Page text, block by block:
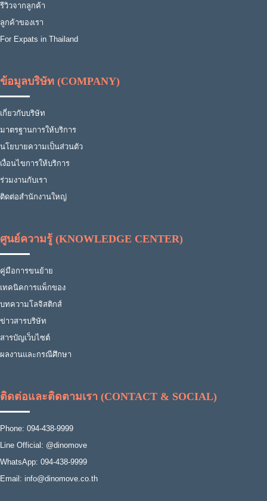
รีวิวจากลูกค้า
ลูกค้าของเรา
For Expats in Thailand
ข้อมูลบริษัท (COMPANY)
เกี่ยวกับบริษัท
มาตรฐานการให้บริการ
นโยบายความเป็นส่วนตัว
เงื่อนไขการให้บริการ
ร่วมงานกับเรา
ติดต่อสำนักงานใหญ่
ศูนย์ความรู้ (KNOWLEDGE CENTER)
คู่มือการขนย้าย
เทคนิคการแพ็กของ
บทความโลจิสติกส์
ข่าวสารบริษัท
สารบัญเว็บไซต์
ผลงานและกรณีศึกษา
ติดต่อและติดตามเรา (CONTACT & SOCIAL)
Phone: 094-438-9999
Line Official: @dinomove
WhatsApp: 094-438-9999
Email: info@dinomove.co.th